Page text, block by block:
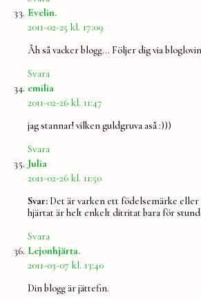
Evelin.säger:
2011-02-25 kl. 17:09
Åh så vacker blogg… Följer dig via
Svara
emilia
2011-02-26 kl. 11:47
jag stannar! vilken guldgruva aså :)))
Svara
Julia
2011-02-26 kl. 11:50
Svar: Det är varken ett födelsemärke eller
hjärtat är helt enkelt ditritat bara för
Svara
Lejonhjärta.
2011-03-07 kl. 13:40
Din blogg är jättefin.